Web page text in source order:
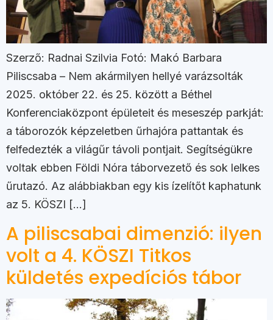
Szerző: Radnai Szilvia Fotó: Makó Barbara
Piliscsaba – Nem akármilyen hellyé varázsolták
2025. október 22. és 25. között a Béthel
Konferenciaközpont épületeit és meseszép parkját:
a táborozók képzeletben űrhajóra pattantak és
felfedezték a világűr távoli pontjait. Segítségükre
voltak ebben Földi Nóra táborvezető és sok lelkes
űrutazó. Az alábbiakban egy kis ízelítőt kaphatunk
az 5. KÖSZI […]
A piliscsabai dimenzió: ilyen
volt a 4. KÖSZI Titkos
küldetés expedíciós tábor